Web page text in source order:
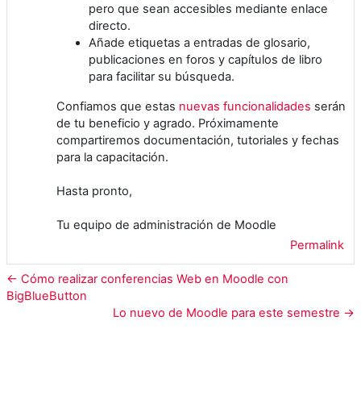
pero que sean accesibles mediante enlace
directo.
Añade etiquetas a entradas de glosario,
publicaciones en foros y capítulos de libro
para facilitar su búsqueda.
Confiamos que estas nuevas funcionalidades serán
de tu beneficio y agrado. Próximamente
compartiremos documentación, tutoriales y fechas
para la capacitación.
Hasta pronto,
Tu equipo de administración de Moodle
Permalink
← Cómo realizar conferencias Web en Moodle con
BigBlueButton
Lo nuevo de Moodle para este semestre →